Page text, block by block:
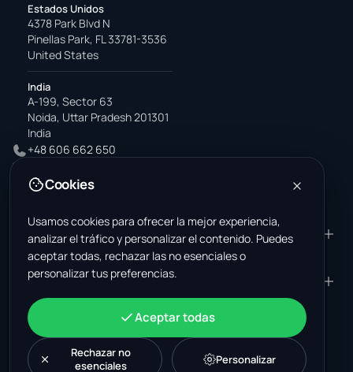
Estados Unidos
4378 Park Blvd N
Pinellas Park, FL 33781-3536
United States
India
A-199, Sector 63
Noida, Uttar Pradesh 201301
India
+48 606 662 650
office@wastemarkt.com
PRODUCTO
Mercado
Materiales — venta
Materiales — compra
Empleos (EE. UU.)
Maquinaria
RESOURCES
Supplier Academy
Mercado de chatarrería en
Mercado de chatarrería en
EMPRESA
About Us
Soporte
Términos y condiciones
Política de privacidad
Política de cookies
CUENTA
Iniciar sesión
Crear una cuenta
Cookies
Usamos cookies para ofrecer la mejor experiencia,
analizar el tráfico y personalizar el contenido. Puedes
aceptar todas, rechazar las no esenciales o
personalizar tus preferencias.
Aceptar todas
Rechazar no
esenciales
Personalizar